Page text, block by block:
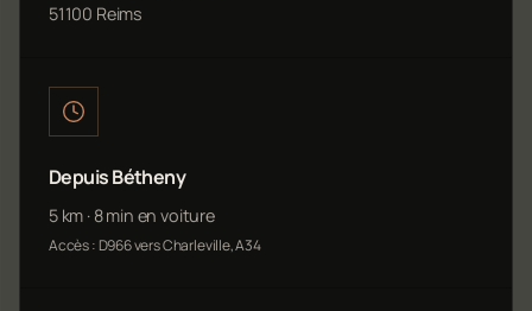
51100 Reims
Depuis Bétheny
5 km · 8 min en voiture
Accès : D966 vers Charleville, A34